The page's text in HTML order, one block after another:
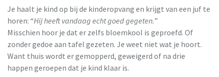
Je haalt je kind op bij de kinderopvang en krijgt van een juf te
horen: “Hij heeft vandaag echt goed gegeten.”
Misschien hoor je dat er zelfs bloemkool is geproefd. Of
zonder gedoe aan tafel gezeten. Je weet niet wat je hoort.
Want thuis wordt er gemopperd, geweigerd of na drie
happen geroepen dat je kind klaar is.